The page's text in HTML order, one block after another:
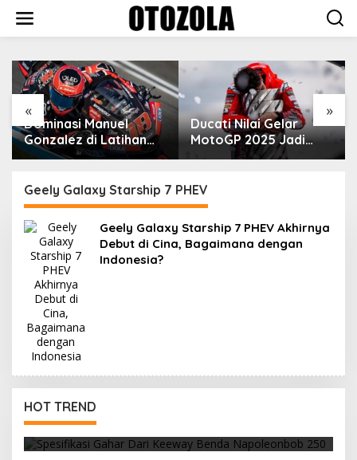
content
« »
Ducati Nilai Gelar
MotoGP 2025 Jadi
Cara Marc Marquez
VinFast Perkenalkan
dengan Fitur Anti
Peluru
Geely Galaxy Starship 7 PHEV
Geely Galaxy Starship 7 PHEV Akhirnya
Debut di Cina, Bagaimana dengan
Indonesia?
HOT TREND